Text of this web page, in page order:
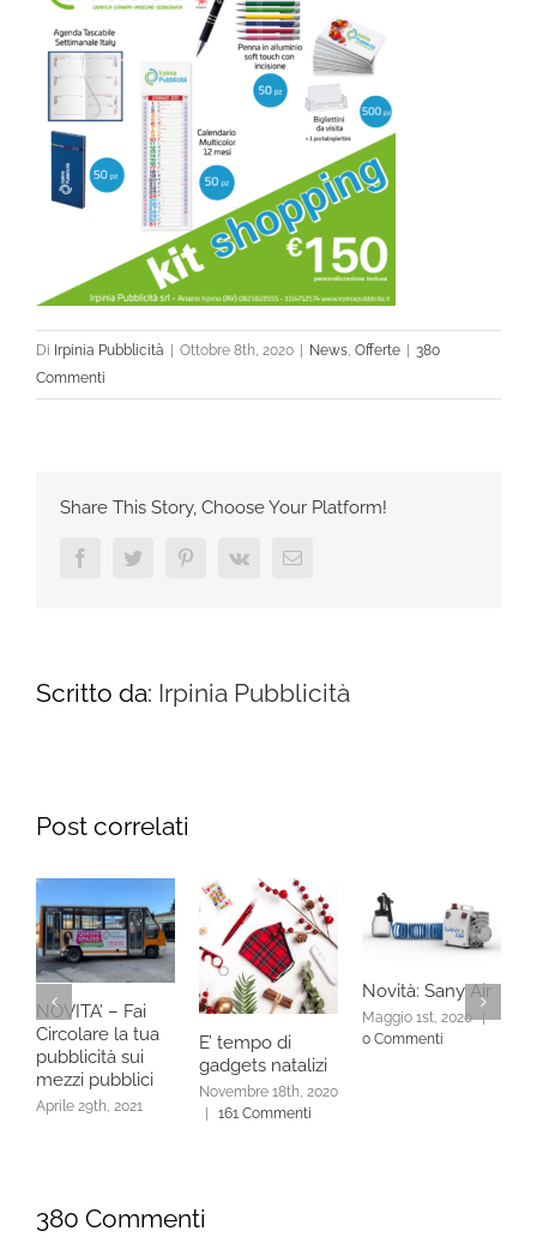
Di Irpinia Pubblicità Ottobre 8th, 2020 News, Offerte
380
Commenti
Share This Story, Choose Your Platform!
FacebookTwitter PinterestVk Email
Scritto da: Irpinia Pubblicità
Post correlati
NOVITA’ – Fai
Circolare la tua
pubblicità sui
mezzi pubblici
Aprile 29th, 2021
E’ tempo di
gadgets natalizi
Novembre 18th, 2020
|
161 Commenti
Novità: Sany Air
Maggio 1st, 2020 |
0 Commenti
380 Commenti